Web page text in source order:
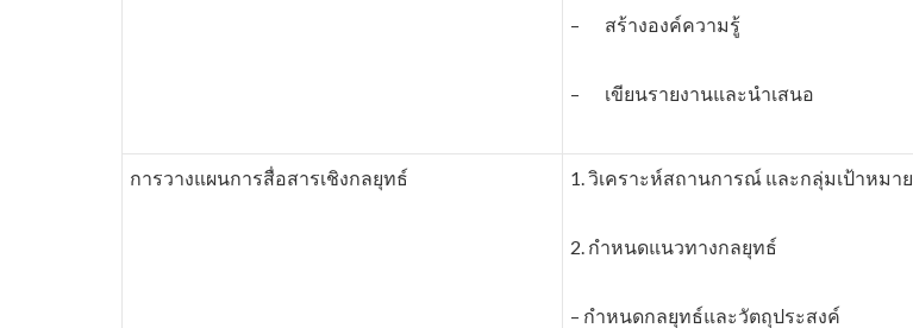
– สร้างองค์ความรู้
– เขียนรายงานและนำเสนอ
การวางแผนการสื่อสารเชิงกลยุทธ์ 1. วิเคราะห์สถานการณ์ และกลุ่มเป้าหมาย
2. กำหนดแนวทางกลยุทธ์
– กำหนดกลยุทธ์และวัตถุประสงค์